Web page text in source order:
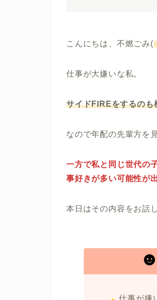
こんにちは、不燃ごみ(
仕事が大嫌いな私。
サイドFIREをするのも
なので年配の先輩方を
一方で私と同じ世代の
事好きが多い可能性が
本日はその内容をお話
仕事が嫌